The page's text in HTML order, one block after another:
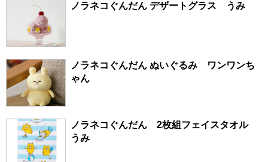
ノラネコぐんだん デザートグラス うみ
ノラネコぐんだん ぬいぐるみ ワンワンち
ゃん
ノラネコぐんだん 2枚組フェイスタオル
うみ